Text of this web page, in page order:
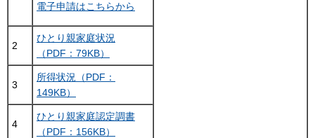
電子申請はこちらから
2
ひとり親家庭状況
（PDF：79KB）
3
所得状況（PDF：
149KB）
4
ひとり親家庭認定調書
（PDF：156KB）